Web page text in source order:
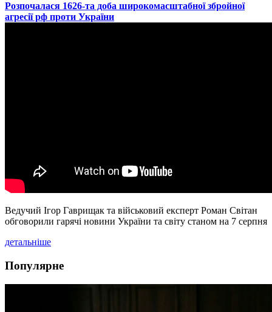
​Розпочалася 1626-та доба широкомасштабної збройної
агресії рф проти України
Ведучий Ігор Гаврищак та військовий експерт Роман Світан
обговорили гарячі новини України та світу станом на 7 серпня
детальніше
Популярне